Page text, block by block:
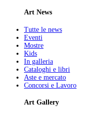
Art News
Tutte le news
Eventi
Mostre
Kids
In galleria
Cataloghi e libri
Aste e mercato
Concorsi e Lavoro
Art Gallery